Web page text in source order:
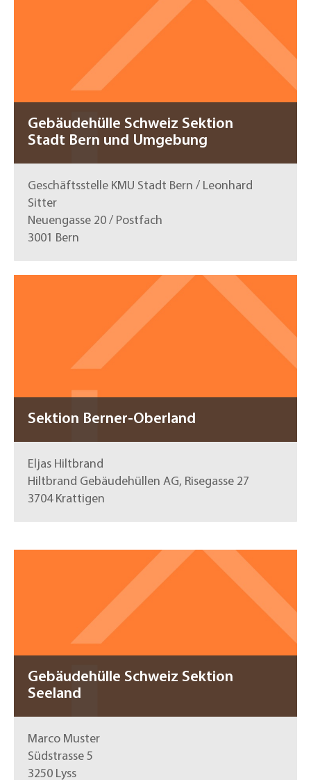
Gebäudehülle Schweiz Sektion
Stadt Bern und Umgebung
Geschäftsstelle KMU Stadt Bern / Leonhard
Sitter
Neuengasse 20 / Postfach
3001 Bern
Sektion Berner-Oberland
Eljas Hiltbrand
Hiltbrand Gebäudehüllen AG, Risegasse 27
3704 Krattigen
Gebäudehülle Schweiz Sektion
Seeland
Marco Muster
Südstrasse 5
3250 Lyss